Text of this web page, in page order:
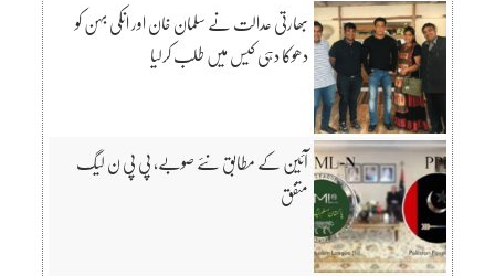
بھارتی عدالت نے سلمان خان اور انکی بہن کو
دھوکا دہی کیس میں طلب کرلیا
آئین کے مطابق نئے صوبے، پی پی ن لیگ
متفق